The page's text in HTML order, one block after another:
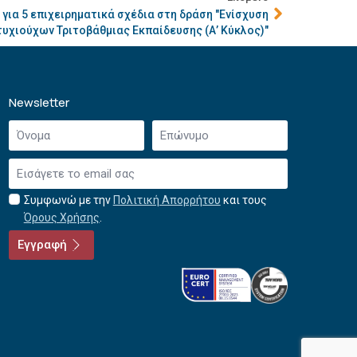
5 επιχειρηματικά σχέδια στη δράση "Ενίσχυση
Τριτοβάθμιας Εκπαίδευσης (Α’ Κύκλος)"
Newsletter
Όνομα
Επώνυμο
Email
Αποδοχή
όρων
χρήσης
*
Συμφωνώ με την Πολιτική Απορρήτου και τους
Όρους Χρήσης
Εγγραφή